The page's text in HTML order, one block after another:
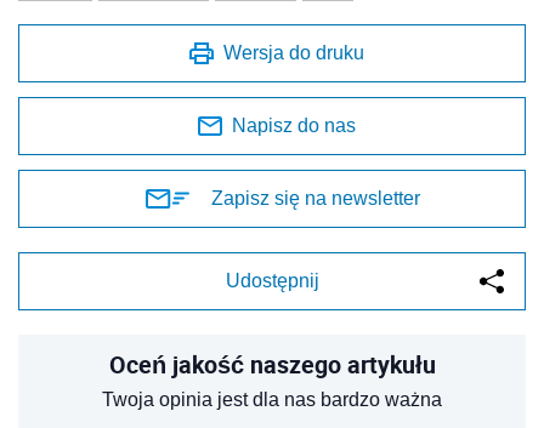
Wersja do druku
Napisz do nas
Zapisz się na newsletter
Udostępnij
Oceń jakość naszego artykułu
Twoja opinia jest dla nas bardzo ważna